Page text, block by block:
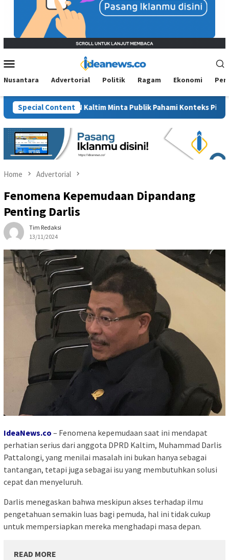
Menu
Nusantara Advertorial Politik Ragam Ekonomi
Special Content
BM PAN Kaltim Minta Publik Pahami Konteks Pidato Secara
Home Advertorial
Fenomena Kepemudaan Dipandang
Penting Darlis
Tim Redaksi
13/11/2024
IdeaNews.co – Fenomena kepemudaan saat ini mendapat
perhatian serius dari anggota DPRD Kaltim, Muhammad Darlis
Pattalongi, yang menilai masalah ini bukan hanya sebagai
tantangan, tetapi juga sebagai isu yang membutuhkan solusi
cepat dan menyeluruh.
Darlis menegaskan bahwa meskipun akses terhadap ilmu
pengetahuan semakin luas bagi pemuda, hal ini tidak cukup
untuk mempersiapkan mereka menghadapi masa depan.
READ MORE